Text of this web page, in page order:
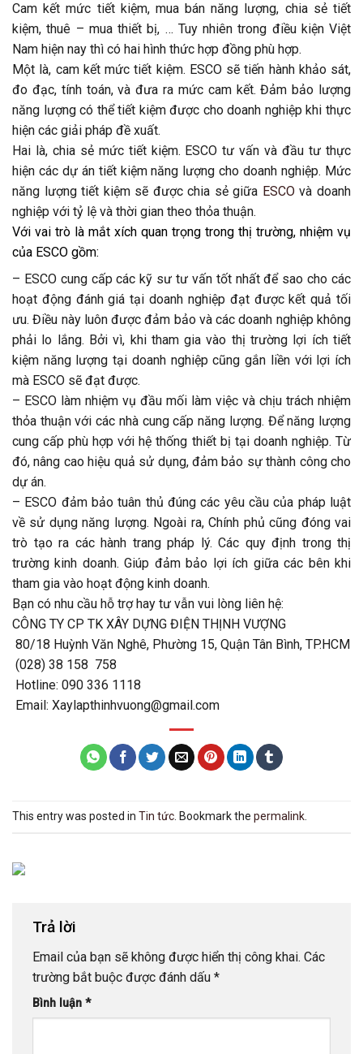
Cam kết mức tiết kiệm, mua bán năng lượng, chia sẻ tiết
kiệm, thuê – mua thiết bị, … Tuy nhiên trong điều kiện Việt
Nam hiện nay thì có hai hình thức hợp đồng phù hợp.
Một là, cam kết mức tiết kiệm. ESCO sẽ tiến hành khảo sát,
đo đạc, tính toán, và đưa ra mức cam kết. Đảm bảo lượng
năng lượng có thể tiết kiệm được cho doanh nghiệp khi thực
hiện các giải pháp đề xuất.
Hai là, chia sẻ mức tiết kiệm. ESCO tư vấn và đầu tư thực
hiện các dự án tiết kiệm năng lượng cho doanh nghiệp. Mức
năng lượng tiết kiệm sẽ được chia sẻ giữa ESCOvà doanh
nghiệp với tỷ lệ và thời gian theo thỏa thuận.
Với vai trò là mắt xích quan trọng trong thị trường, nhiệm vụ
của ESCO gồm:
– ESCO cung cấp các kỹ sư tư vấn tốt nhất để sao cho các
hoạt động đánh giá tại doanh nghiệp đạt được kết quả tối
ưu. Điều này luôn được đảm bảo và các doanh nghiệp không
phải lo lắng. Bởi vì, khi tham gia vào thị trường lợi ích tiết
kiệm năng lượng tại doanh nghiệp cũng gắn liền với lợi ích
mà ESCO sẽ đạt được.
– ESCO làm nhiệm vụ đầu mối làm việc và chịu trách nhiệm
thỏa thuận với các nhà cung cấp năng lượng. Để năng lượng
cung cấp phù hợp với hệ thống thiết bị tại doanh nghiệp. Từ
đó, nâng cao hiệu quả sử dụng, đảm bảo sự thành công cho
dự án.
– ESCO đảm bảo tuân thủ đúng các yêu cầu của pháp luật
về sử dụng năng lượng. Ngoài ra, Chính phủ cũng đóng vai
trò tạo ra các hành trang pháp lý. Các quy định trong thị
trường kinh doanh. Giúp đảm bảo lợi ích giữa các bên khi
tham gia vào hoạt động kinh doanh.
Bạn có nhu cầu hỗ trợ hay tư vẫn vui lòng liên hệ:
CÔNG TY CP TK XÂY DỰNG ĐIỆN THỊNH VƯỢNG
80/18 Huỳnh Văn Nghê, Phường 15, Quận Tân Bình, TP.HCM
(028) 38 158 758
Hotline: 090 336 1118
Email: Xaylapthinhvuong@gmail.com
This entry was posted in Tin tức . Bookmark the permalink
Trả lời
Email của bạn sẽ không được hiển thị công khai. Các
trường bắt buộc được đánh dấu *
Bình luận *